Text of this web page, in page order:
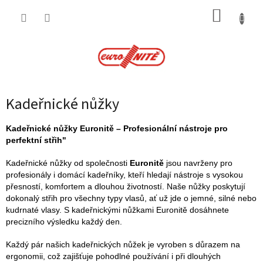
Kadeřnické nůžky
Kadeřnické nůžky Euronitě – Profesionální nástroje pro
perfektní střih"
Kadeřnické nůžky od společnosti Euronitě jsou navrženy pro
profesionály i domácí kadeřníky, kteří hledají nástroje s vysokou
přesností, komfortem a dlouhou životností. Naše nůžky poskytují
dokonalý střih pro všechny typy vlasů, ať už jde o jemné, silné nebo
kudrnaté vlasy. S kadeřnickými nůžkami Euronitě dosáhnete
precizního výsledku každý den.
Každý pár našich kadeřnických nůžek je vyroben s důrazem na
ergonomii, což zajišťuje pohodlné používání i při dlouhých